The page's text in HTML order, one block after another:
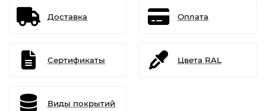
Доставка Оплата
Сертификаты Цвета RAL
Виды покрытий